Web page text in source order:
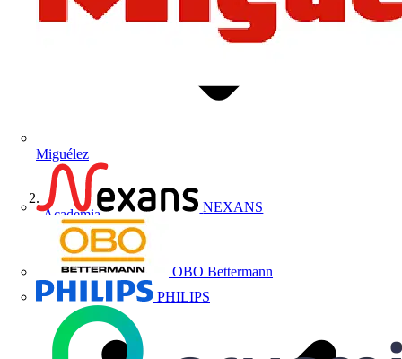
Miguélez
NEXANS
OBO Bettermann
PHILIPS
Academia